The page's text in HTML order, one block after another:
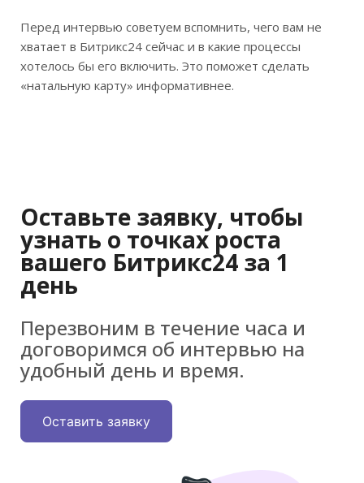
Перед интервью советуем вспомнить, чего вам не
хватает в Битрикс24 сейчас и в какие процессы
хотелось бы его включить. Это поможет сделать
«натальную карту» информативнее.
Оставьте заявку, чтобы
узнать о точках роста
вашего Битрикс24 за 1
день
Перезвоним в течение часа и
договоримся об интервью на
удобный день и время.
Оставить заявку